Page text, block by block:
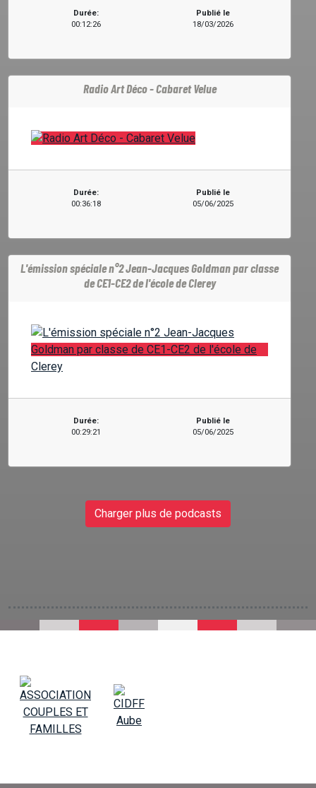
Durée:
00:12:26
Publié le
18/03/2026
Radio Art Déco - Cabaret Velue
Durée:
00:36:18
Publié le
05/06/2025
L'émission spéciale n°2 Jean-Jacques Goldman par classe
de CE1-CE2 de l'école de Clerey
Durée:
00:29:21
Publié le
05/06/2025
Charger plus de podcasts